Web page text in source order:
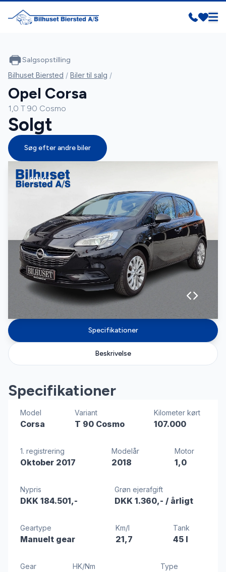
SOLGT
Specifikationer
Beskrivelse
Specifikationer
Model
Corsa
Variant
T 90 Cosmo
Kilometer kørt
107.000
1. registrering
Oktober 2017
Modelår
2018
Motor
1,0
Nypris
DKK 184.501,-
Grøn ejerafgift
DKK 1.360,- / årligt
Geartype
Manuelt gear
Km/l
21,7
Tank
45 l
Gear HK/Nm Type
Salgsopstilling
Bilhuset Biersted / Biler til salg /
Opel Corsa
1,0 T 90 Cosmo
Solgt
Søg efter andre biler